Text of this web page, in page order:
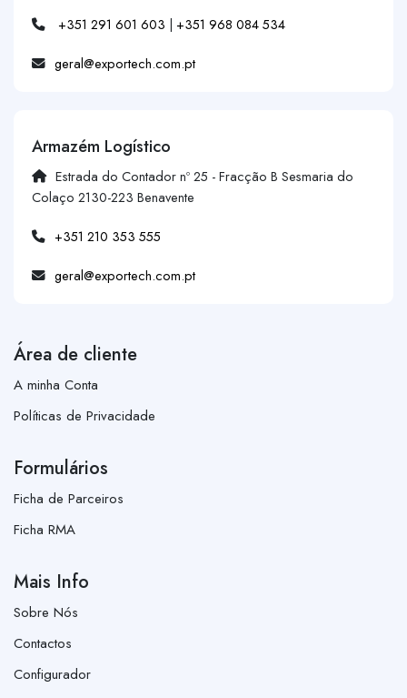
+351 291 601 603 | +351 968 084 534
geral@exportech.com.pt
Armazém Logístico
Estrada do Contador nº 25 - Fracção B Sesmaria do
Colaço 2130-223 Benavente
+351 210 353 555
geral@exportech.com.pt
Área de cliente
A minha Conta
Políticas de Privacidade
Formulários
Ficha de Parceiros
Ficha RMA
Mais Info
Sobre Nós
Contactos
Configurador